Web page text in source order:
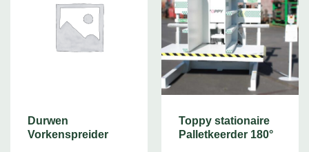
Durwen
Vorkenspreider
Toppy stationaire
Palletkeerder 180°